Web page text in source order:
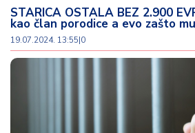
STARICA OSTALA BEZ 2.900
kao član porodice a evo zašto
19.07.2024. 13:55|0